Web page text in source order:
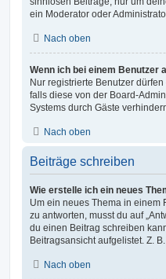
ein Moderator oder
Nach oben
Wenn ich bei einem Benutzer
Nur registrierte Benutzer
falls diese von der Board-
Systems durch Gäste
Nach oben
Beiträge schreiben
Wie erstelle ich ein neues
Um ein neues Thema in einem
zu antworten, musst du auf
du einen Beitrag schreiben
Beitragsansicht aufgelistet. Z.
Nach oben